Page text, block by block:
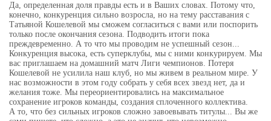
Да, определенная доля правды есть и в Ваших словах. Потому что,
конечно, конкуренция сильно возросла, но на тему расставания с
Татьяной Кошелевой мы сможем согласиться с вами или поспорить
только после окончания сезона. Подводить итоги пока
преждевременно. А то что мы проводим не успешный сезон...
Конкуренция высока, есть суперклубы, мы с ними конкурируем. Мы
вас приглашаем на домашний матч Лиги чемпионов. Потеря
Кошелевой не усилила наш клуб, но мы живем в реальном мире. У
нас возможности в этом году собрать у себя всех звезд нет, да и
желания тоже. Мы переориентировались на максимальное
сохранение игроков команды, создания сплоченного коллектива.
А то, что без сильных игроков сложно завоевывать титулы... Вы же